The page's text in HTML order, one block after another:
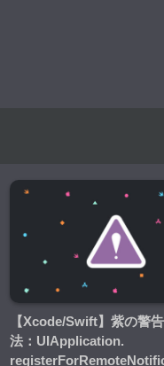
【Xcode/Swift】紫の警
法：UIApplication.